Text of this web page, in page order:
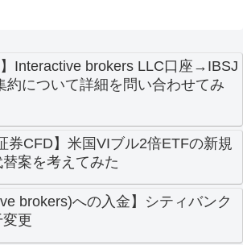
】Interactive brokers LLC口座→IBSJ
約について詳細を問い合わせてみ
券CFD】米国VIブル2倍ETFの新規
案を考えてみた
brokers)への入金】シティバンク
更